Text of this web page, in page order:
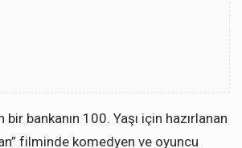
bankanın 100. Yaşı için hazırlanan
filminde komedyen ve oyuncu